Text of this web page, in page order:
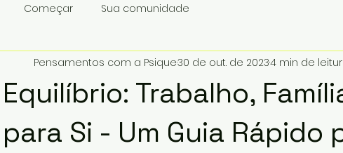
Começar Sua comunidade
Equilíbrio: Trabalho,
para Si - Um Guia Rápido
Pensamentos com a Psique30 de out. de 20234 min de